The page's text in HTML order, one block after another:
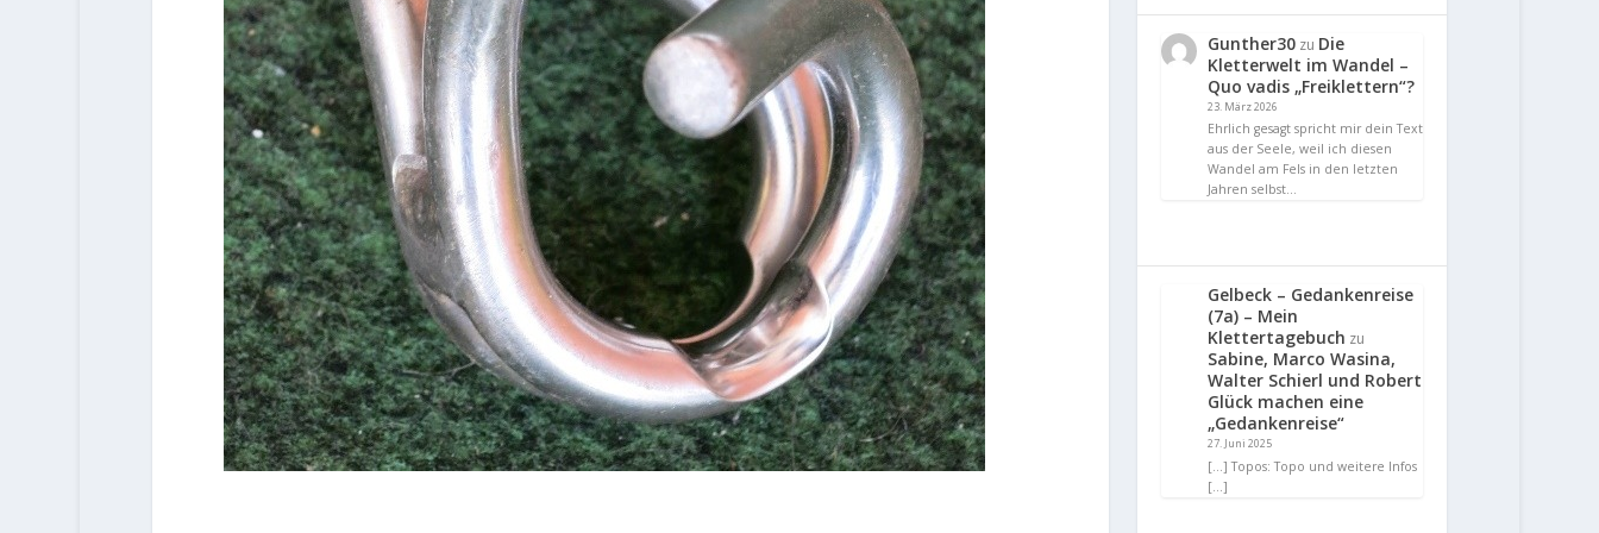
Gunther30 zu Die
Kletterwelt im Wandel –
Quo vadis „Freiklettern“?
23. März 2026
Ehrlich gesagt spricht mir dein Text
aus der Seele, weil ich diesen
Wandel am Fels in den letzten
Jahren selbst…
Gelbeck – Gedankenreise
(7a) – Mein
Klettertagebuch zu
Sabine, Marco Wasina,
Walter Schierl und Robert
Glück machen eine
„Gedankenreise“
27. Juni 2025
[…] Topos: Topo und weitere Infos
[…]